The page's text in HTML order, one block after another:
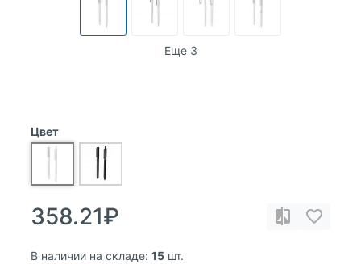
Еще 3
Цвет
358.21₽
В наличии на складе: 15 шт.